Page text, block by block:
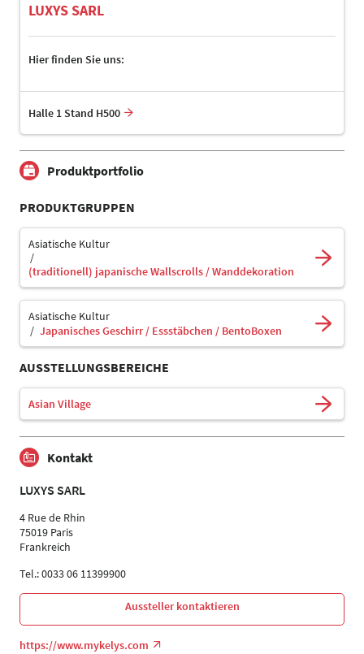
LUXYS SARL
Hier finden Sie uns:
Halle 1 Stand H500
Produktportfolio
PRODUKTGRUPPEN
Asiatische Kultur
(traditionell) japanische Wallscrolls / Wanddekoration
Asiatische Kultur
Japanisches Geschirr / Essstäbchen / BentoBoxen
AUSSTELLUNGSBEREICHE
Asian Village
Kontakt
LUXYS SARL
4 Rue de Rhin
75019 Paris
Frankreich
Tel.: 0033 06 11399900
Aussteller kontaktieren
https://www.mykelys.com